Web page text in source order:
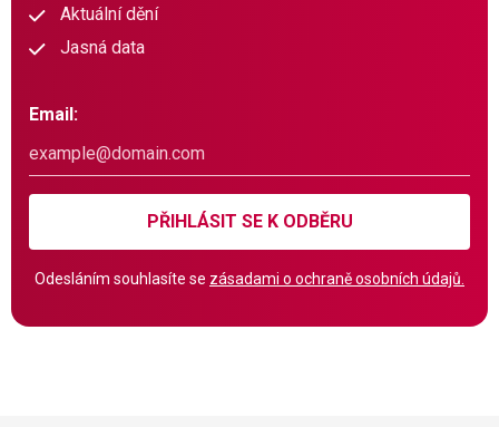
Aktuální dění
Jasná data
Email:
PŘIHLÁSIT SE K ODBĚRU
Odesláním souhlasíte se zásadami o ochraně osobních údajů.